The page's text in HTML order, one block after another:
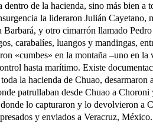
dentro de la hacienda, sino más bien
la lideraron Julián
Barbará, y otro cimarrón llamado
carabalíes, luangos y mandingas,
«cumbes» en la montaña –uno en
hasta marítimo. Existe
la hacienda de Chuao,
patrullaban desde Chuao a
lo capturaron y lo devolvieron a
y enviados a Veracruz, México.